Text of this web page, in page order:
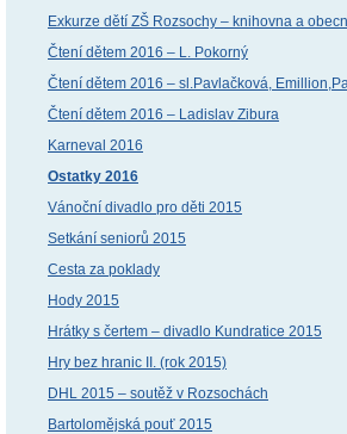
Exkurze dětí ZŠ Rozsochy – knihovna a
Čtení dětem 2016 – L. Pokorný
Čtení dětem 2016 – sl.Pavlačková,
Čtení dětem 2016 – Ladislav Zibura
Karneval 2016
Ostatky 2016
Vánoční divadlo pro děti 2015
Setkání seniorů 2015
Cesta za poklady
Hody 2015
Hrátky s čertem – divadlo Kundratice 2015
Hry bez hranic II. (rok 2015)
DHL 2015 – soutěž v Rozsochách
Bartolomějská pouť 2015